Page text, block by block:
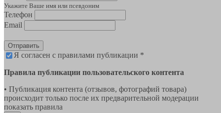
Укажите Ваше имя или псевдоним
Телефон
Email
Отправить
Я согласен с правилами публикации *
Правила публикации пользовательского контента
• Публикация контента (отзывов, фотографий товара)
происходит только после их предварительной модерации
показать правила